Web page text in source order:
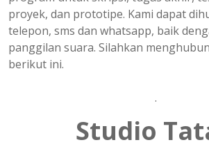
proyek, dan prototipe. Kami dapat
telepon, sms dan whatsapp, baik
panggilan suara. Silahkan
berikut ini.
.
Studio